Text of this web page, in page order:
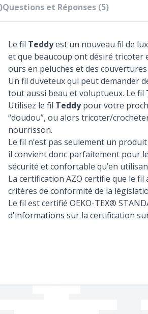
Questions et Réponses (5)
Le fil Teddyest un nouveau fil de
et que beaucoup ont désiré tricoter
ours en peluches et des
Un fil duveteux qui peut demander
tout aussi beau et voluptueux. Le fil
Utilisez le fil Teddypour votre
“doudou”, ou alors tricoter/
nourrisson.
Le fil n’est pas seulement un
il convient donc parfaitement pour
sécurité et confortable qu’en
La certification AZO certifie que le
critères de conformité de la
Le fil est certifié OEKO-TEX®
d'informations sur la certification